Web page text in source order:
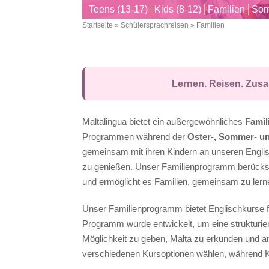
Teens (13-17) Kids (8-12) Familien
Startseite Schülersprachreisen Familien
Lernen. Reisen.
Maltalingua bietet ein außergewöhnliches
Programmen während der Oster-, Sommer-
gemeinsam mit ihren Kindern an unseren
zu genießen. Unser Familienprogramm
und ermöglicht es Familien, gemeinsam zu
Unser Familienprogramm bietet
Programm wurde entwickelt, um eine
Möglichkeit zu geben, Malta zu erkunden und
verschiedenen Kursoptionen wählen, während